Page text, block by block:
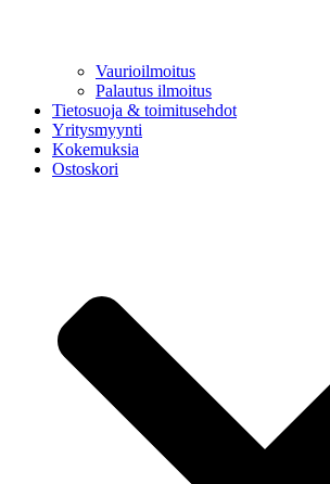
Vaurioilmoitus
Palautus ilmoitus
Tietosuoja & toimitusehdot
Yritysmyynti
Kokemuksia
Ostoskori